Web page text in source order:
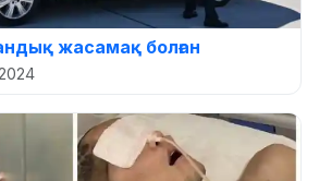
жасамақ болған